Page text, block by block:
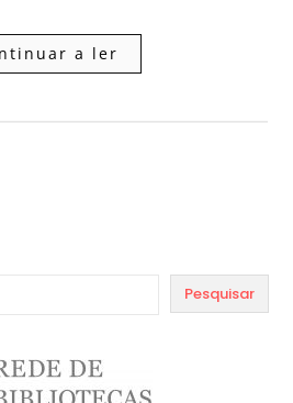
a ler
Pesquisar